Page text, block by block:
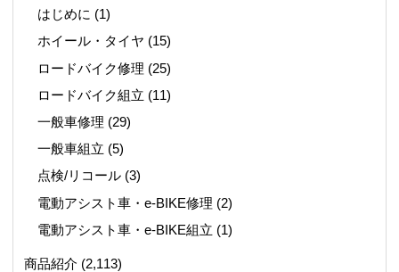
はじめに (1)
ホイール・タイヤ (15)
ロードバイク修理 (25)
ロードバイク組立 (11)
一般車修理 (29)
一般車組立 (5)
点検/リコール (3)
電動アシスト車・e-BIKE修理 (2)
電動アシスト車・e-BIKE組立 (1)
商品紹介 (2,113)